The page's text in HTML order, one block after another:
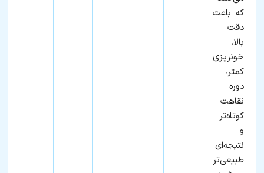
که باعث
دقت
بالا،
خونریزی
کمتر،
دوره
نقاهت
کوتاه‌تر
و
نتیجه‌ای
طبیعی‌تر